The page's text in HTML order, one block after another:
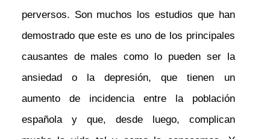
perversos. Son muchos los estudios que han
demostrado que este es uno de los principales
causantes de males como lo pueden ser la
ansiedad o la depresión, que tienen un
aumento de incidencia entre la población
española y que, desde luego, complican